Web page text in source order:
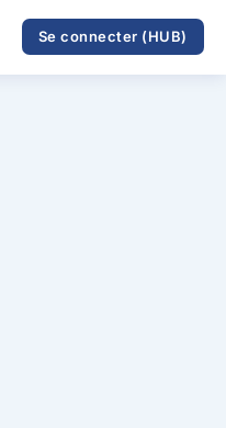
Se connecter (HUB)